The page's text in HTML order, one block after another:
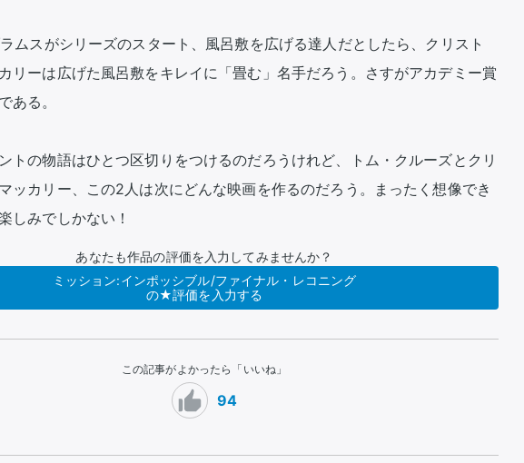
ムスがシリーズのスタート、風呂敷を広げる達人だとしたら、クリスト
リーは広げた風呂敷をキレイに「畳む」名手だろう。さすがアカデミー賞
ある。
トの物語はひとつ区切りをつけるのだろうけれど、トム・クルーズとクリ
ッカリー、この2人は次にどんな映画を作るのだろう。まったく想像でき
しみでしかない！
あなたも作品の評価を入力してみませんか？
ミッション:インポッシブル/ファイナル・レコニング
の★評価を入力する
この記事がよかったら「いいね」
94